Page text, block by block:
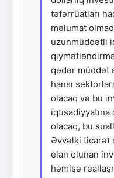
təfərrüatları
məlumat
uzunmüddətli
qədər müddət
hansı
olacaq və bu
olacaq, bu
Əvvəlki ticarət
elan olunan
həmişə